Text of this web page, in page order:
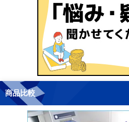
商品比較